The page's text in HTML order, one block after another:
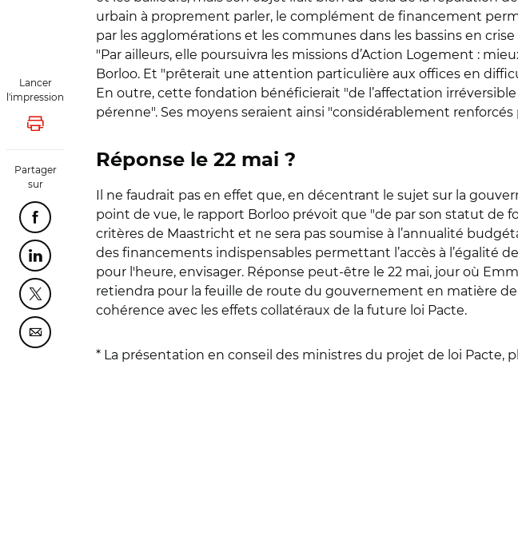
Lancer
l'impression
Lancer l'impression
Partager
sur
Partager cette page sur Facebook
Partager cette page sur Linkedin
Partager cette page sur Twitter
Partager cette page sur Courriel
urbain à proprement parler, le complément de financement
par les agglomérations et les communes dans les bassins en
"Par ailleurs, elle poursuivra les missions d’Action Logement :
Borloo. Et "prêterait une attention particulière aux offices en
En outre, cette fondation bénéficierait "de l’affectation
pérenne". Ses moyens seraient ainsi "considérablement
Réponse le 22 mai ?
Il ne faudrait pas en effet que, en décentrant le sujet sur la
point de vue, le rapport Borloo prévoit que "de par son statut de
critères de Maastricht et ne sera pas soumise à l’annualité
des financements indispensables permettant l’accès à l’égalité
pour l'heure, envisager. Réponse peut-être le 22 mai, jour où
retiendra pour la feuille de route du gouvernement en matière
cohérence avec les effets collatéraux de la future loi Pacte.
* La présentation en conseil des ministres du projet de loi Pacte,